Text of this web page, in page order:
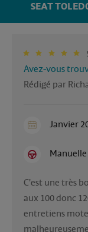
SEAT
Avez-vous
Rédigé par
Janvier
Manuelle
C'est une très
aux 100 donc
entretiens